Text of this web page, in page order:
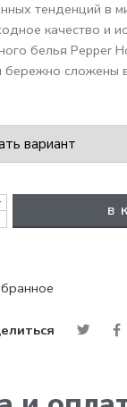
тенденций в
качество и
белья Pepper
бережно сложены
В